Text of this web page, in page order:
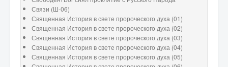
Связи (Ш-06)
Священная История в свете пророческого духа (01)
Священная История в свете пророческого духа (02)
Священная История в свете пророческого духа (03)
Священная История в свете пророческого духа (04)
Священная История в свете пророческого духа (05)